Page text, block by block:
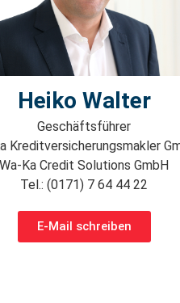
Heiko Walter
Geschäftsführer
Kreditversicherungsmakler
Wa-Ka Credit Solutions GmbH
Tel.: (0171) 7 64 44 22
E-Mail schreiben